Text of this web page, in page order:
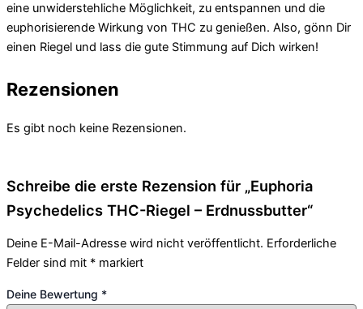
eine unwiderstehliche Möglichkeit, zu entspannen und die
euphorisierende Wirkung von THC zu genießen. Also, gönn Dir
einen Riegel und lass die gute Stimmung auf Dich wirken!
Rezensionen
Es gibt noch keine Rezensionen.
Schreibe die erste Rezension für „Euphoria
Psychedelics THC-Riegel – Erdnussbutter“
Deine E-Mail-Adresse wird nicht veröffentlicht. Erforderliche
Felder sind mit * markiert
Deine Bewertung *